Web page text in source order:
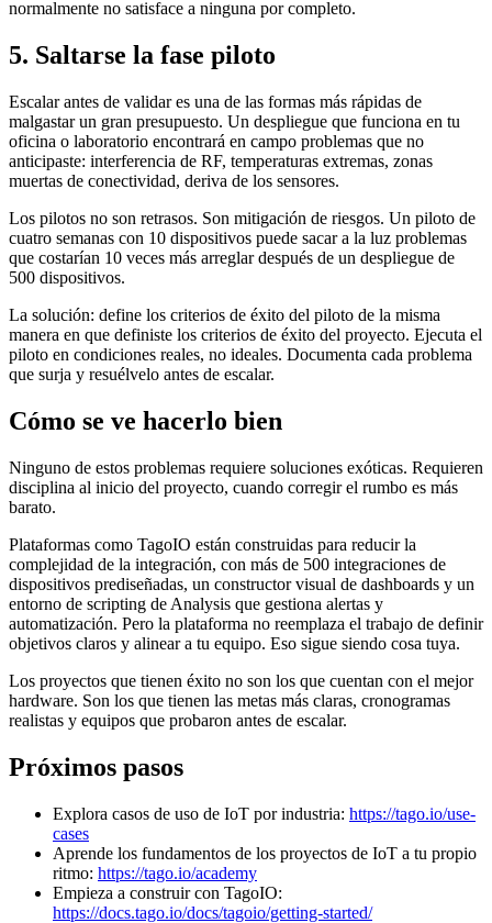
normalmente no satisface a ninguna por completo.
5. Saltarse la fase piloto
Escalar antes de validar es una de las formas más rápidas de
malgastar un gran presupuesto. Un despliegue que funciona en tu
oficina o laboratorio encontrará en campo problemas que no
anticipaste: interferencia de RF, temperaturas extremas, zonas
muertas de conectividad, deriva de los sensores.
Los pilotos no son retrasos. Son mitigación de riesgos. Un piloto de
cuatro semanas con 10 dispositivos puede sacar a la luz problemas
que costarían 10 veces más arreglar después de un despliegue de
500 dispositivos.
La solución: define los criterios de éxito del piloto de la misma
manera en que definiste los criterios de éxito del proyecto. Ejecuta el
piloto en condiciones reales, no ideales. Documenta cada problema
que surja y resuélvelo antes de escalar.
Cómo se ve hacerlo bien
Ninguno de estos problemas requiere soluciones exóticas. Requieren
disciplina al inicio del proyecto, cuando corregir el rumbo es más
barato.
Plataformas como TagoIO están construidas para reducir la
complejidad de la integración, con más de 500 integraciones de
dispositivos prediseñadas, un constructor visual de dashboards y un
entorno de scripting de Analysis que gestiona alertas y
automatización. Pero la plataforma no reemplaza el trabajo de definir
objetivos claros y alinear a tu equipo. Eso sigue siendo cosa tuya.
Los proyectos que tienen éxito no son los que cuentan con el mejor
hardware. Son los que tienen las metas más claras, cronogramas
realistas y equipos que probaron antes de escalar.
Próximos pasos
Explora casos de uso de IoT por industria: https://tago.io/use-
cases
Aprende los fundamentos de los proyectos de IoT a tu propio
ritmo: https://tago.io/academy
Empieza a construir con TagoIO:
https://docs.tago.io/docs/tagoio/getting-started/